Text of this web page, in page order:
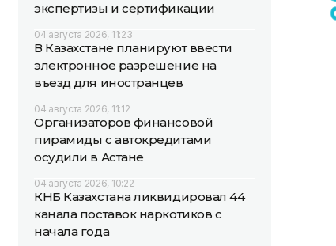
экспертизы и сертификации
04 августа 2026, 11:23
В Казахстане планируют ввести
электронное разрешение на
въезд для иностранцев
04 августа 2026, 11:12
Организаторов финансовой
пирамиды с автокредитами
осудили в Астане
04 августа 2026, 10:22
КНБ Казахстана ликвидировал 44
канала поставок наркотиков с
начала года